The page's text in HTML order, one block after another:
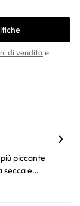
di vendita e
piccante
secca e…